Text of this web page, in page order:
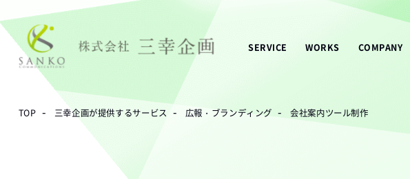
SERVICE WORKS COMPANY
TOP - 三幸企画が提供するサービス - 広報・ブランディング -会社案内ツール制作